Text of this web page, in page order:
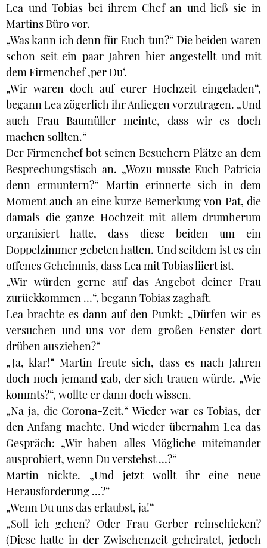
Lea und Tobias bei ihrem Chef an und ließ sie in
Martins Büro vor.
„Was kann ich denn für Euch tun?“ Die beiden waren
schon seit ein paar Jahren hier angestellt und mit
dem Firmenchef ‚per Du‘.
„Wir waren doch auf eurer Hochzeit eingeladen“,
begann Lea zögerlich ihr Anliegen vorzutragen. „Und
auch Frau Baumüller meinte, dass wir es doch
machen sollten.“
Der Firmenchef bot seinen Besuchern Plätze an dem
Besprechungstisch an. „Wozu musste Euch Patricia
denn ermuntern?“ Martin erinnerte sich in dem
Moment auch an eine kurze Bemerkung von Pat, die
damals die ganze Hochzeit mit allem drumherum
organisiert hatte, dass diese beiden um ein
Doppelzimmer gebeten hatten. Und seitdem ist es ein
offenes Geheimnis, dass Lea mit Tobias liiert ist.
„Wir würden gerne auf das Angebot deiner Frau
zurückkommen …“, begann Tobias zaghaft.
Lea brachte es dann auf den Punkt: „Dürfen wir es
versuchen und uns vor dem großen Fenster dort
drüben ausziehen?“
„Ja, klar!“ Martin freute sich, dass es nach Jahren
doch noch jemand gab, der sich trauen würde. „Wie
kommts?“, wollte er dann doch wissen.
„Na ja, die Corona-Zeit.“ Wieder war es Tobias, der
den Anfang machte. Und wieder übernahm Lea das
Gespräch: „Wir haben alles Mögliche miteinander
ausprobiert, wenn Du verstehst …?“
Martin nickte. „Und jetzt wollt ihr eine neue
Herausforderung …?“
„Wenn Du uns das erlaubst, ja!“
„Soll ich gehen? Oder Frau Gerber reinschicken?
(Diese hatte in der Zwischenzeit geheiratet, jedoch